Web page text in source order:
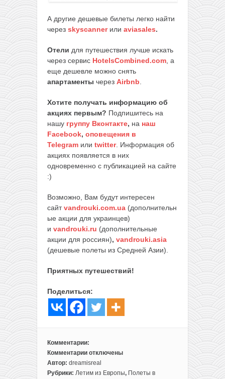
А другие дешевые билеты легко найти
через skyscanner или aviasales.
Отели для путешествия лучше искать
через сервис HotelsCombined.com , а
еще дешевле можно снять
апартаменты через Airbnb
Хотите получать информацию об
акциях первым? Подпишитесь на
нашу группу Вконтакте, на наш
Facebook, оповещения в
Telegram или twitter. Информация об
акциях появляется в них
одновременно с публикацией на сайте
:)
Возможно, Вам будут интересен
сайтvandrouki.com.ua (дополнительн
ые акции для украинцев)
и vandrouki.ru (дополнительные
акции для россиян), vandrouki.asia
(дешевые полеты из Средней Азии).
Приятных путешествий!
Поделиться:
Комментарии:
Комментарии
к
записи
отключены
Автор: dreamisreal
Рубрики: Летим из Европы, Полеты в